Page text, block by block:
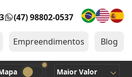
(47) 98802-0537
Empreendimentos Blog
Maior Valor